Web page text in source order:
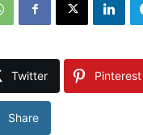
Twitter Pinterest
Share